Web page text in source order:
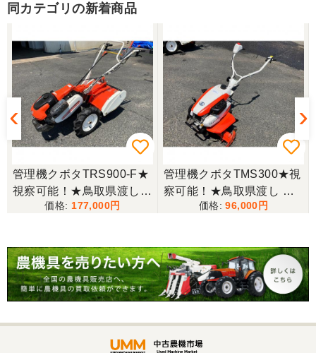
とうございました。
東京都／yuikanoa
いろいろな質問にもすぐに答えていただき 引き取り
時にも親切な対応をありがとうございました。又機
会があれば宜しくお願いします。ありがとうござい
ます。
エンジンが一発でかかり嬉しかったです。
対応が良く、機械も良いようです。
東京都／購入者
同カテゴリの新着商品
管理機クボタTRS900-F★
視察可能！★鳥取県渡し
クボタ 管理機 TRS900-F
現状渡し【P11485814】
177,000
管理機クボタTMS300★視
察可能！★鳥取県渡し ク
ボタ 管理機 TMS300 ガソ
渡し【P11485817】
96,000